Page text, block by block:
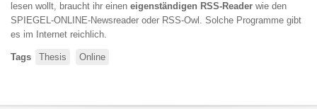
lesen wollt, braucht ihr einen eigenständigen RSS-Reader wie den
SPIEGEL-ONLINE-Newsreader oder RSS-Owl. Solche Programme gibt
es im Internet reichlich.
Tags Thesis Online